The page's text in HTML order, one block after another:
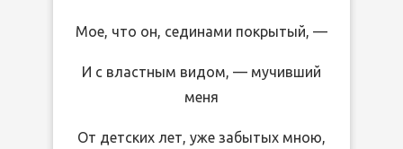
Мое, что он, сединами покрытый, —
И с властным видом, — мучивший
меня
От детских лет, уже забытых мною,